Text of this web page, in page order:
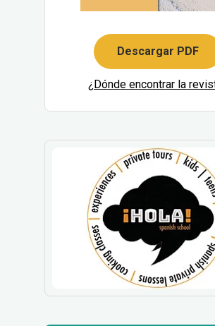
Descargar PDF
¿Dónde encontrar la